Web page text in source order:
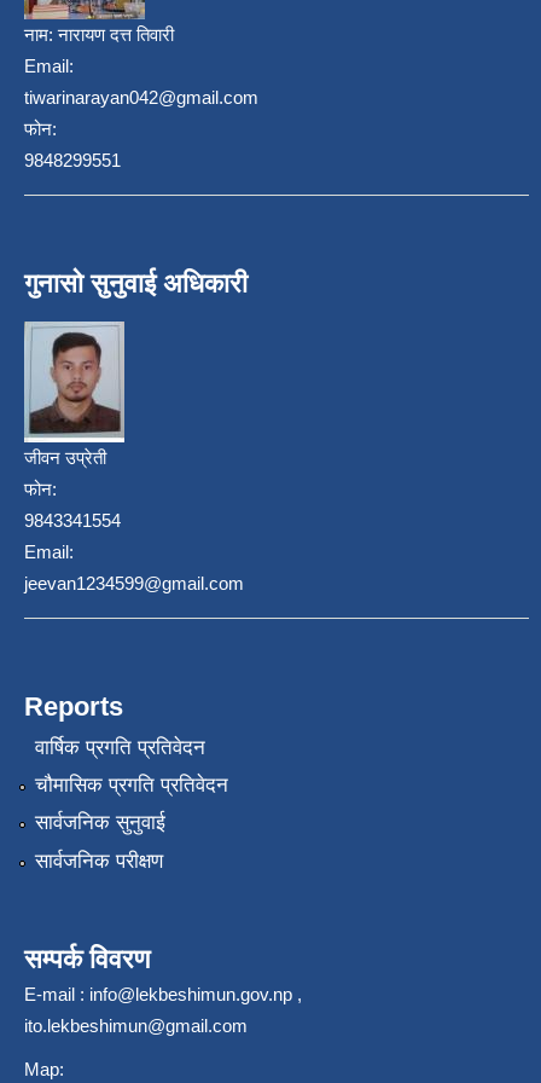
नाम:नारायण दत्त तिवारी
Email:
tiwarinarayan042@gmail.com
फोन:
9848299551
गुनासो सुनुवाई अधिकारी
जीवन उप्रेती
फोन:
9843341554
Email:
jeevan1234599@gmail.com
Reports
वार्षिक प्रगति प्रतिवेदन
चौमासिक प्रगति प्रतिवेदन
सार्वजनिक सुनुवाई
सार्वजनिक परीक्षण
सम्पर्क विवरण
E-mail : info@lekbeshimun.gov.np ,
ito.lekbeshimun@gmail.com
Map: